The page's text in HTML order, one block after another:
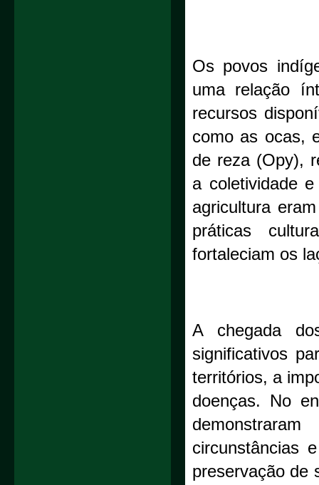
Os povos
uma relação
recursos
como as ocas,
de reza (Opy),
a coletividade
agricultura
práticas
fortaleciam os
A chegada
significativos
territórios, a
doenças. No
circunstâncias
preservação de